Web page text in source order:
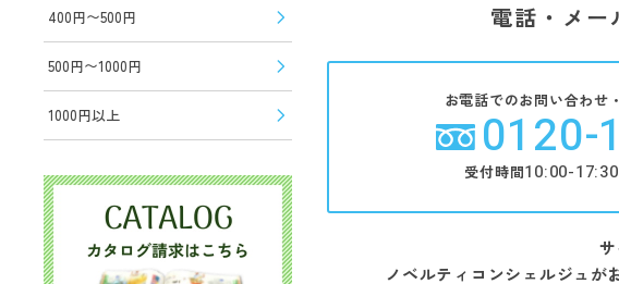
400円〜500円
500円〜1000円
1000円以上
電話・メー
お電話でのお問い合わせ
0120-
受付時間10:00-17:30
ノベルティコンシェルジュが